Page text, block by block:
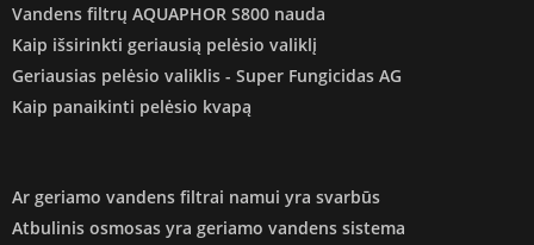
Vandens filtrų AQUAPHOR S800 nauda
Kaip išsirinkti geriausią pelėsio valiklį
Geriausias pelėsio valiklis - Super Fungicidas AG
Kaip panaikinti pelėsio kvapą
Ar geriamo vandens filtrai namui yra svarbūs
Atbulinis osmosas yra geriamo vandens sistema